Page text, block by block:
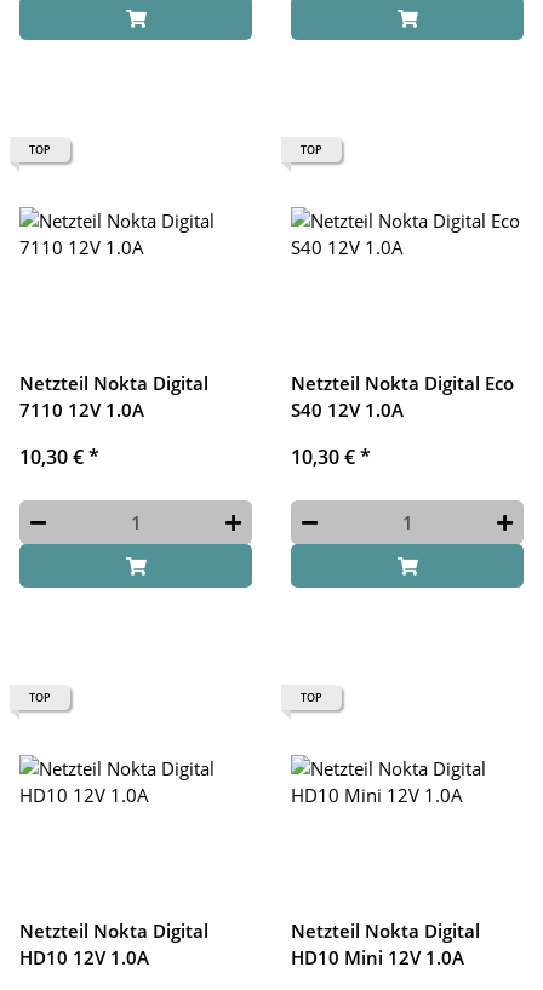
TOP
Netzteil Nokta Digital
7110 12V 1.0A
10,30 €*
TOP
Netzteil Nokta Digital Eco
S40 12V 1.0A
10,30 €*
TOP
Netzteil Nokta Digital
HD10 12V 1.0A
TOP
Netzteil Nokta Digital
HD10 Mini 12V 1.0A